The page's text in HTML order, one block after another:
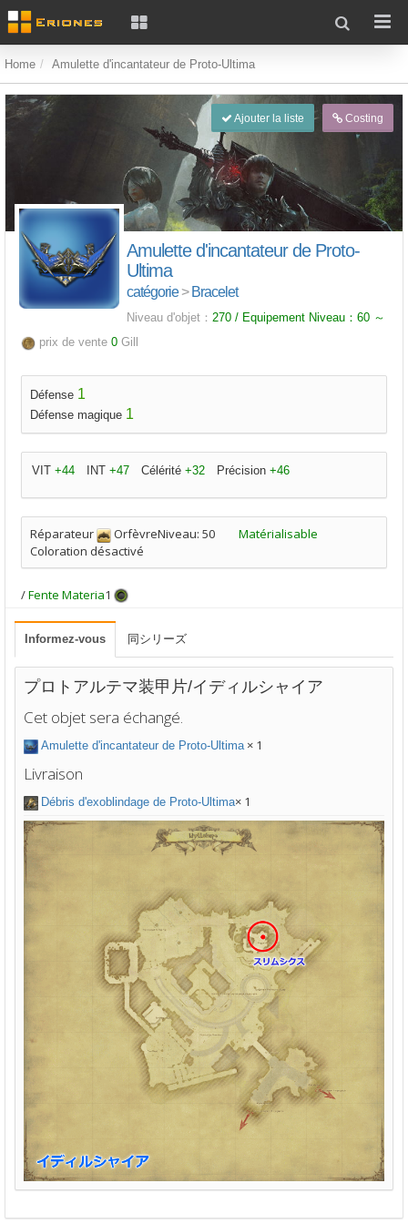
Home Amulette d'incantateur de Proto-Ultima
Ajouter la liste Costing
Amulette d'incantateur de Proto-
Ultima
catégorie> Bracelet
Niveau d'objet： 270 / Equipement Niveau： 60 ～
prix de vente 0 Gill
Défense 1
Défense magique 1
VIT +44 INT +47 Célérité +32 Précision +46
Réparateur OrfèvreNiveau: 50 Matérialisable
Coloration désactivé
/Fente Materia1
Informez-vous 同シリーズ
プロトアルテマ装甲片/イディルシャイア
Cet objet sera échangé.
Amulette d'incantateur de Proto-Ultima× 1
Livraison
Débris d'exoblindage de Proto-Ultima× 1